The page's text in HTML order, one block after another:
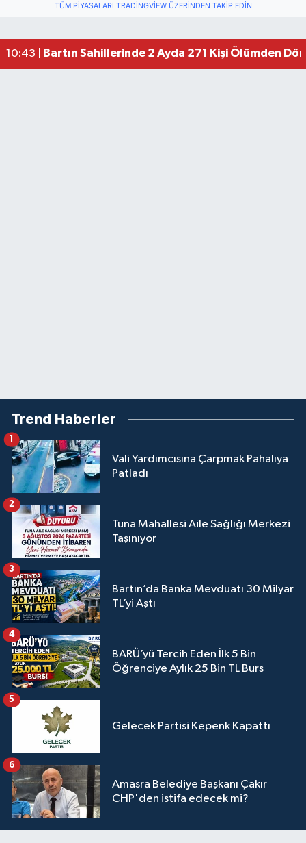
TÜM PIYASALARI TRADINGVIEW ÜZERINDEN TAKIP EDIN
10:43 | Bartın Sahillerinde 2 Ayda 271 Kişi Ölümden
Trend Haberler
Vali Yardımcısına Çarpmak Pahalıya
Patladı
1
Tuna Mahallesi Aile Sağlığı Merkezi
Taşınıyor
2
Bartın’da Banka Mevduatı 30 Milyar
TL’yi Aştı
3
BARÜ’yü Tercih Eden İlk 5 Bin
Öğrenciye Aylık 25 Bin TL Burs
4
Gelecek Partisi Kepenk Kapattı
5
Amasra Belediye Başkanı Çakır
CHP'den istifa edecek mi?
6